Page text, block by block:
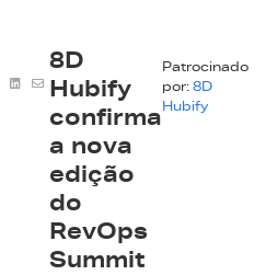
8D
Hubify
confirma
a nova
edição
do
RevOps
Summit
Patrocinado
por: 8D
Hubify